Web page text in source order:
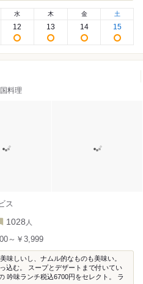
水
12
木
13
金
14
土
15
料理
ス
1028 人
～￥3,999
味しいし、ナムル的なものも美味い。
込む。 スープとデザートまで付いてい
吟味ランチ税込6700円をセレクト。 ラ